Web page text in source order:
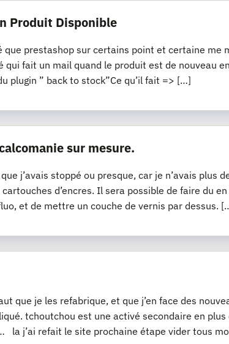
Produit Disponible
prestashop sur certains point et certaine me
fait un mail quand le produit est de nouveau
plugin ” back to stock”Ce qu’il fait => […]
sur mesure.
j’avais stoppé ou presque, car je n’avais plus
d’encres. Il sera possible de faire du
et de mettre un couche de vernis par dessus.
que je les refabrique, et que j’en face des
tchoutchou est une activé secondaire en
la j’ai refait le site prochaine étape vider tous